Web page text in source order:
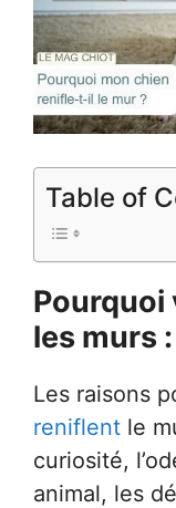
Table of
Pourquoi
les murs
Les raisons
reniflent le
curiosité,
animal, les